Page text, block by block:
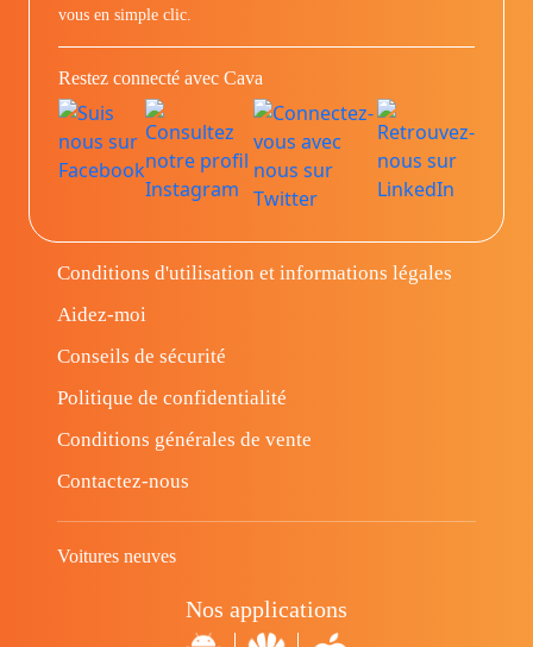
vous en simple clic.
Restez connecté avec Cava
Conditions d'utilisation et informations légales
Aidez-moi
Conseils de sécurité
Politique de confidentialité
Conditions générales de vente
Contactez-nous
Voitures neuves
Nos applications